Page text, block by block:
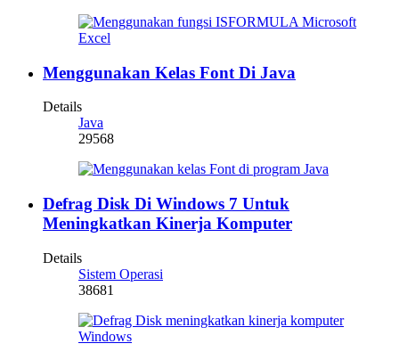
Menggunakan Kelas Font Di Java
Details
Java
29568
Defrag Disk Di Windows 7 Untuk
Meningkatkan Kinerja Komputer
Details
Sistem Operasi
38681